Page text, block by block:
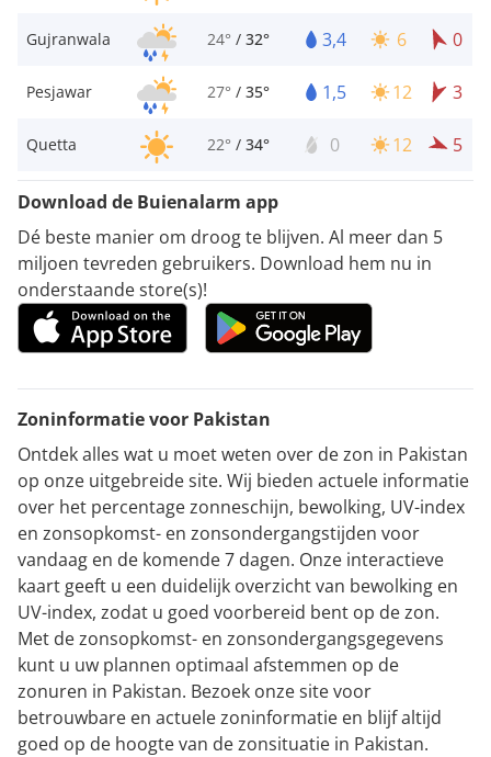
Gujranwala 24° / 32° 3,4 6 0
Pesjawar 27° / 35° 1,5 12 3
Quetta 22° / 34° 0 12 5
Download de Buienalarm app
Dé beste manier om droog te blijven. Al meer dan 5
miljoen tevreden gebruikers. Download hem nu in
onderstaande store(s)!
Zoninformatie voor Pakistan
Ontdek alles wat u moet weten over de zon in Pakistan
op onze uitgebreide site. Wij bieden actuele informatie
over het percentage zonneschijn, bewolking, UV-index
en zonsopkomst- en zonsondergangstijden voor
vandaag en de komende 7 dagen. Onze interactieve
kaart geeft u een duidelijk overzicht van bewolking en
UV-index, zodat u goed voorbereid bent op de zon.
Met de zonsopkomst- en zonsondergangsgegevens
kunt u uw plannen optimaal afstemmen op de
zonuren in Pakistan. Bezoek onze site voor
betrouwbare en actuele zoninformatie en blijf altijd
goed op de hoogte van de zonsituatie in Pakistan.